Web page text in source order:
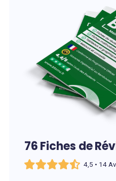
76 Fiches de
4,5 • 14